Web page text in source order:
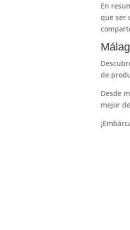
En
que ser
de
Desde
mejor